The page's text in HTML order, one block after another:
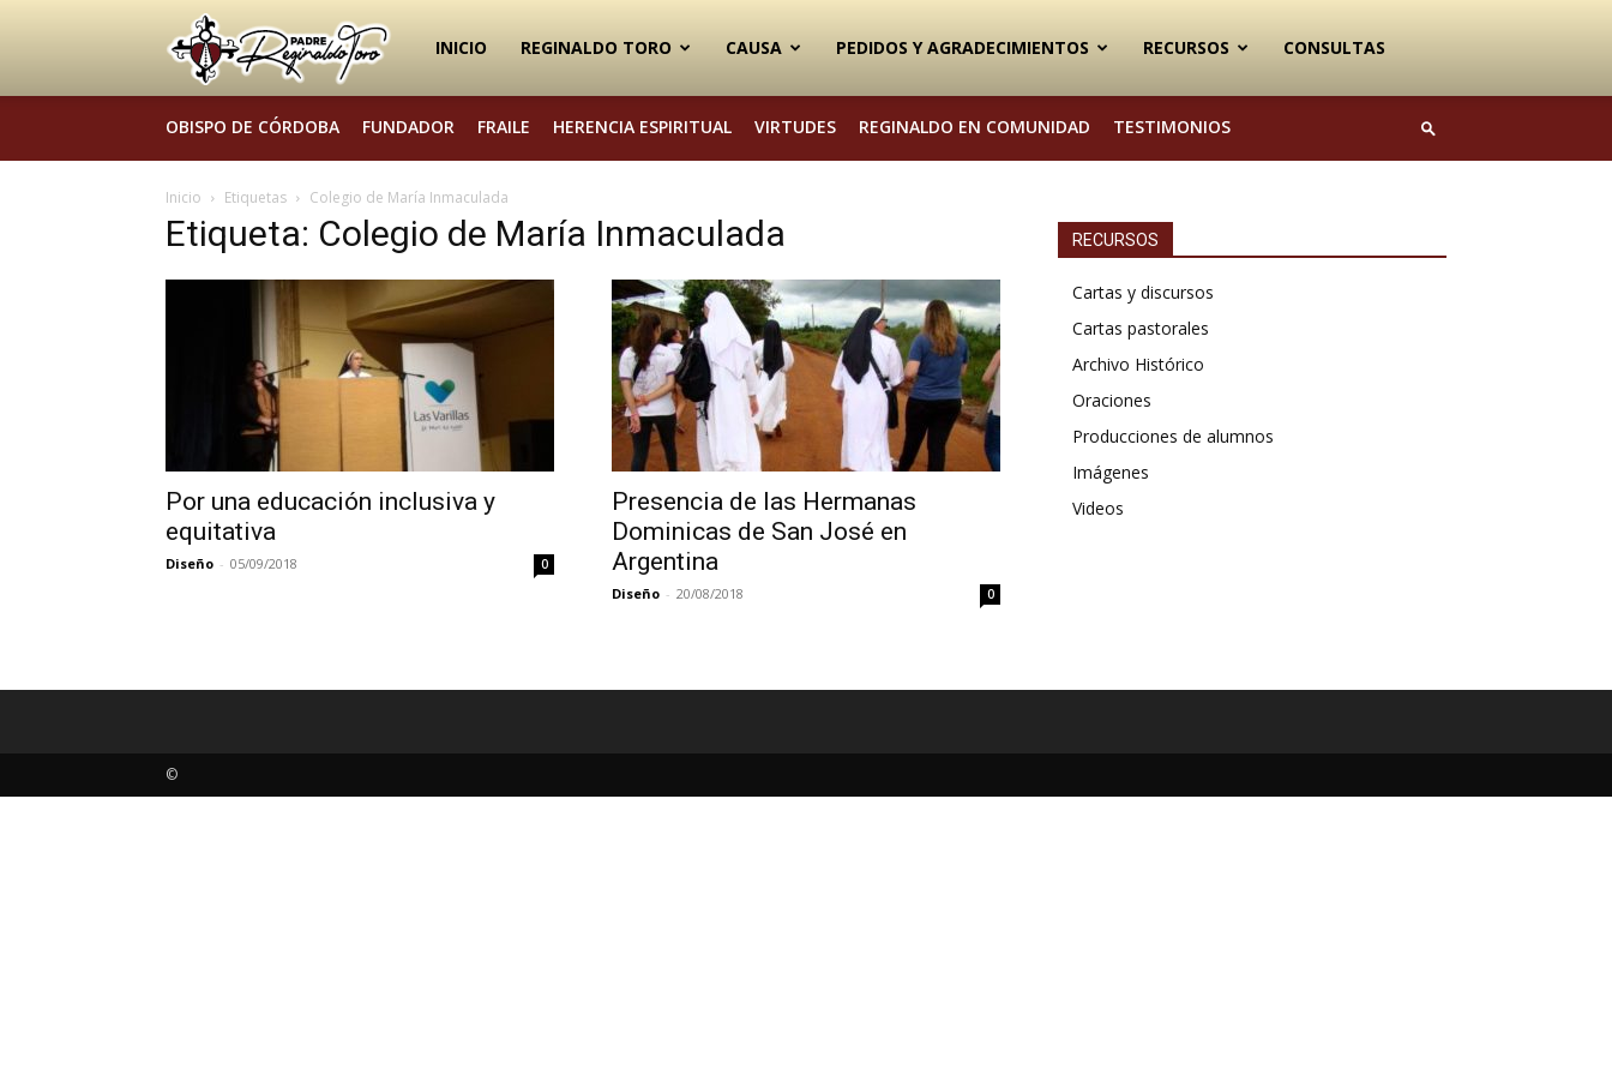
Padre
Toro
INICIO REGINALDO TORO CAUSA PEDIDOS Y AGRADECIMIENTOS RECURSOS CONSULTAS
OBISPO DE CÓRDOBA FUNDADOR FRAILE HERENCIA ESPIRITUAL VIRTUDES REGINALDO EN COMUNIDAD TESTIMONIOS
Inicio Etiquetas Colegio de María Inmaculada
Etiqueta: Colegio de María Inmaculada
Por una educación inclusiva y
equitativa
Diseño - 05/09/2018 0
Presencia de las Hermanas
Dominicas de San José en
Argentina
Diseño - 20/08/2018 0
RECURSOS
Cartas y discursos
Cartas pastorales
Archivo Histórico
Oraciones
Producciones de alumnos
Imágenes
Videos
©